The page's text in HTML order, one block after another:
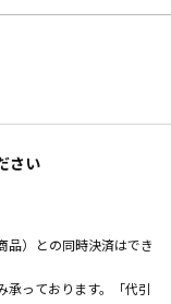
さい
品）との同時決済はでき
っております。「代引